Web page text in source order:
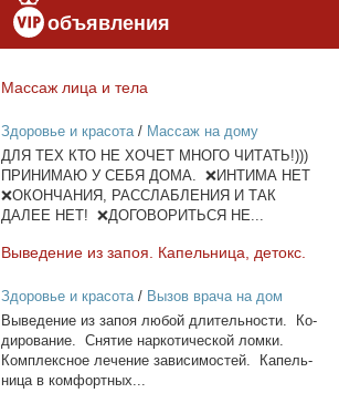
объявления
Мас­саж ли­ца и те­ла
Здоровье и красота/ Массаж на дому
ДЛЯ ТЕХ КТО НЕ ХОЧЕТ МНОГО ЧИТАТЬ!)))
ПРИНИМАЮ У СЕБЯ ДОМА. ❌ИНТИМА НЕТ
❌ОКОНЧАНИЯ, РАССЛАБЛЕНИЯ И ТАК
ДАЛЕЕ НЕТ! ❌ДОГОВОРИТЬСЯ НЕ...
Вы­ве­де­ние из за­поя. Ка­пель­ни­ца, де­токс.
Здоровье и красота/ Вызов врача на дом
Вы­ве­де­ние из за­поя лю­бой дли­тель­но­сти. Ко­
ди­ро­ва­ние. Сня­тие нар­ко­ти­че­ской лом­ки.
Ком­плекс­ное ле­че­ние за­ви­си­мо­стей. Ка­пель­
ни­ца в ком­форт­ных...